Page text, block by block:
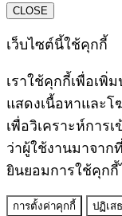
CLOSE
เว็บไซต์นี้ใช้คุกกี้
เราใช้คุกกี้เพื่อเพิ่
แสดงเนื้อหาและ
เพื่อวิเคราะห์การ
ว่าผู้ใช้งานมาจา
ยินยอมการใช้คุกกี้
การตั้งค่าคุกกี้ ปฏิเสธ